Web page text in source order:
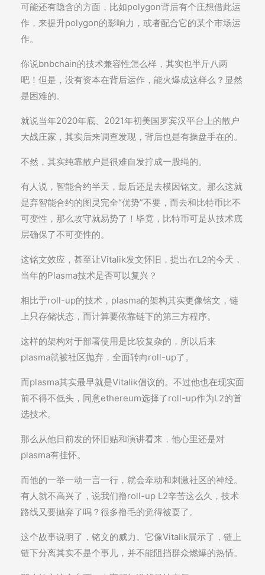
可能还有隐含的方面，比如polygon背后有个庄想借此运
作，来提升polygon的影响力，或者配合它的某个市场运
作。
你说bnbchain的技术兼容性怎么样，其实也半斤八两
吧！但是，没有资本在背后运作，能火爆成这样么？显然
是困难的。
就说当年2020年底、2021年初美国罗宾汉平台上的散户
大战庄家，其实后来调查发现，背后也是有操盘手在的。
不然，其实纯靠散户是很难自发拧成一股绳的。
有人说，智能合约半天，最后还是去模因铭文。那么这就
是弃智能合约的图灵完全“优势”不要，而去和比特币比不
可变性，那么攻守就易势了！毕竟，比特币可是从技术底
层确保了不可变性的。
这铭文效应，甚至让Vitalik发文怀旧，提出在L2的今天，
当年的Plasma技术是否可以复兴？
相比于roll-up的技术，plasma的架构其实更像铭文，链
上只存储状态，而计算要依靠链下的第三方程序。
这样的架构对于部署使用是比较复杂的，所以后来
plasma就被社区抛弃，全面转向roll-up了。
而plasma其实最早就是Vitalik倡议的。不过他也在现实面
前不得不低头，同意ethereum选择了roll-up作为L2的首
选技术。
那么从他日前发的怀旧贴和演讲看来，他心里还是对
plasma有挂怀。
而他的一举一动一言一行，就会牵动和刺激社区的神经。
有人就不高兴了，说我们撸roll-up L2辛苦这么久，技术
路线又要抛弃了吗？很多撸毛的觉得被耍了。
这个故事说明了，铭文的威力。它像Vitalik展示了，链上
链下分离其实不是个事儿，并不能阻挡群众燃爆的热情。